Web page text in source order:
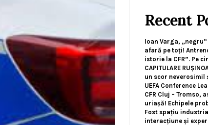
Recent
Ioan Varga,
afară pe toți!
istorie la CFR”. Pe
CAPITULARE
un scor neverosimil
UEFA Conference
CFR Cluj – Tromso,
uriașă! Echipele
Fost spațiu
interacțiune și